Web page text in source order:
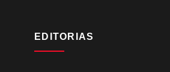
EDITORIAS